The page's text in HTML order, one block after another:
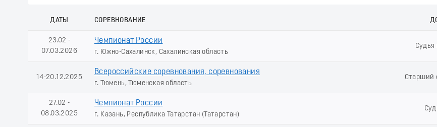
ДАТЫ СОРЕВНОВАНИЕ
23.02 -
07.03.2026
Чемпионат России
г. Южно-Сахалинск, Сахалинская область
Судья
14-20.12.2025
Всероссийские соревнования, соревнования
г. Тюмень, Тюменская область
Старший
27.02 -
08.03.2025
Чемпионат России
г. Казань, Республика Татарстан (Татарстан)